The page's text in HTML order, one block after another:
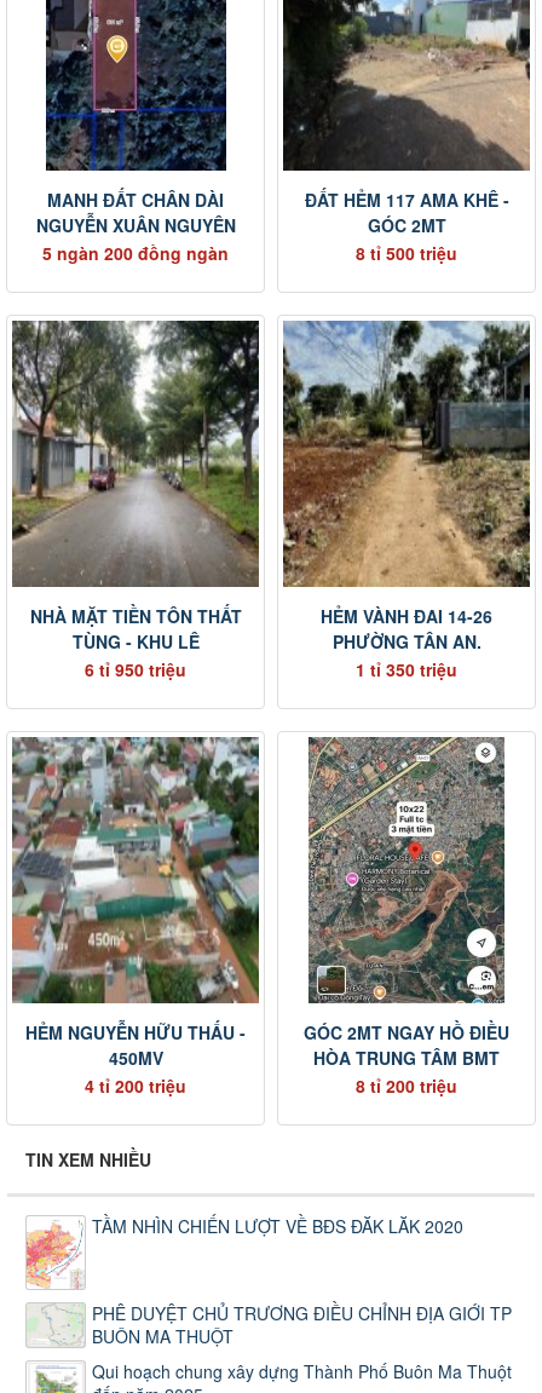
MANH ĐẤT CHÂN DÀI
NGUYỄN XUÂN NGUYÊN
5 ngàn 200 đồng ngàn
ĐẤT HẺM 117 AMA KHÊ -
GÓC 2MT
8 tỉ 500 triệu
NHÀ MẶT TIỀN TÔN THẤT
TÙNG - KHU LÊ
6 tỉ 950 triệu
HẺM VÀNH ĐAI 14-26
PHƯỜNG TÂN AN.
1 tỉ 350 triệu
HẺM NGUYỄN HỮU THẤU -
450MV
4 tỉ 200 triệu
GÓC 2MT NGAY HỒ ĐIỀU
HÒA TRUNG TÂM BMT
8 tỉ 200 triệu
TIN XEM NHIỀU
TẦM NHÌN CHIẾN LƯỢT VỀ BĐS ĐĂK LĂK 2020
PHÊ DUYỆT CHỦ TRƯƠNG ĐIỀU CHỈNH ĐỊA GIỚI TP
BUÔN MA THUỘT
Qui hoạch chung xây dựng Thành Phố Buôn Ma Thuột